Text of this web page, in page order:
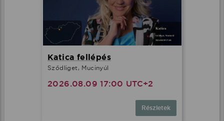
Katica fellépés
Sződliget, Mucinyúl
2026.08.09 17:00 UTC+2
Részletek